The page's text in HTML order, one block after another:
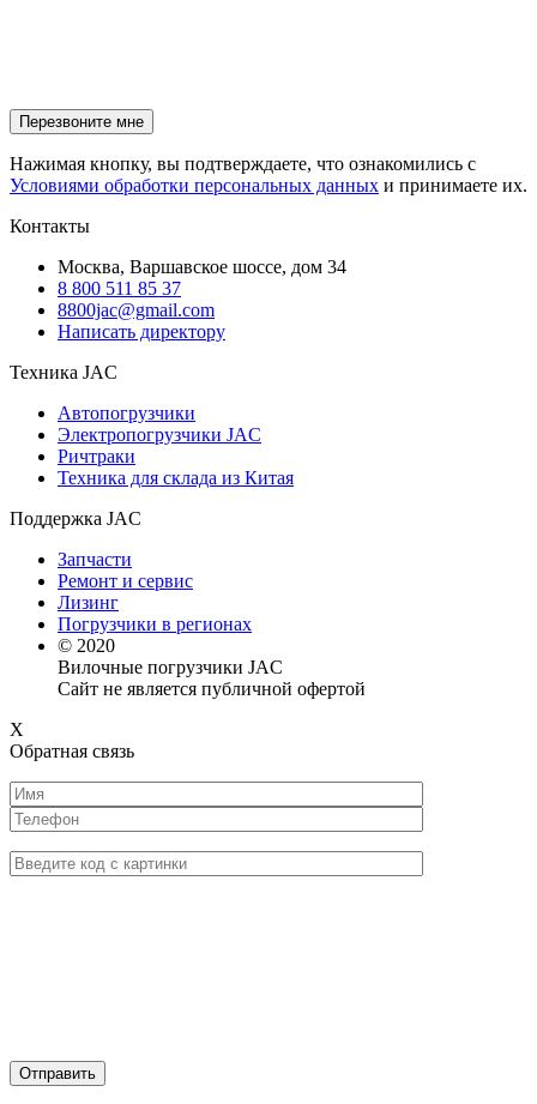
Нажимая кнопку, вы подтверждаете, что ознакомились с
Условиями обработки персональных данных и принимаете их.
Контакты
Москва, Варшавское шоссе, дом 34
8 800 511 85 37
8800jac@gmail.com
Написать директору
Техника JAC
Автопогрузчики
Электропогрузчики JAC
Ричтраки
Техника для склада из Китая
Поддержка JAC
Запчасти
Ремонт и сервис
Лизинг
Погрузчики в регионах
© 2020
Вилочные погрузчики JAC
Сайт не является публичной офертой
X
Обратная связь